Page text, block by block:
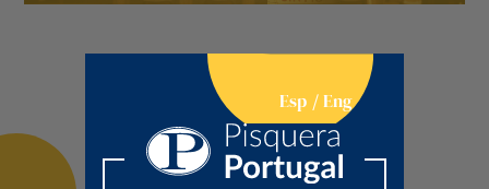
Esp Eng